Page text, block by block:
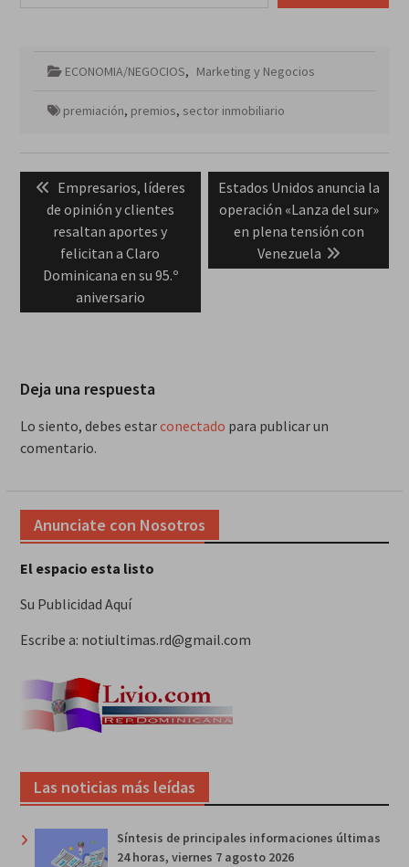
ECONOMIA/NEGOCIOS, Marketing y Negocios
premiación, premios, sector inmobiliario
Navegación
de
entradas
Previous
post:
Empresarios, líderes
de opinión y clientes
resaltan aportes y
felicitan a Claro
Dominicana en su 95.º
aniversario
Next
post:
Estados Unidos anuncia la
operación «Lanza del sur»
en plena tensión con
Venezuela
Deja una respuesta
Lo siento, debes estarconectado para publicar un
comentario.
Anunciate con Nosotros
El espacio esta listo
Su Publicidad Aquí
Escribe a: notiultimas.rd@gmail.com
Las noticias más leídas
Síntesis de principales informaciones últimas
24 horas, viernes 7 agosto 2026